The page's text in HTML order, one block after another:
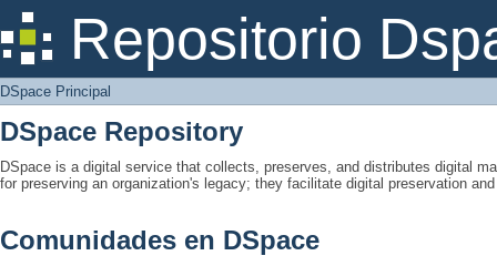
Repositorio
DSpace Principal
DSpace Principal
DSpace Repository
DSpace is a digital service that collects, preserves, and distributes digital
for preserving an organization's legacy; they facilitate digital preservation
Comunidades en DSpace